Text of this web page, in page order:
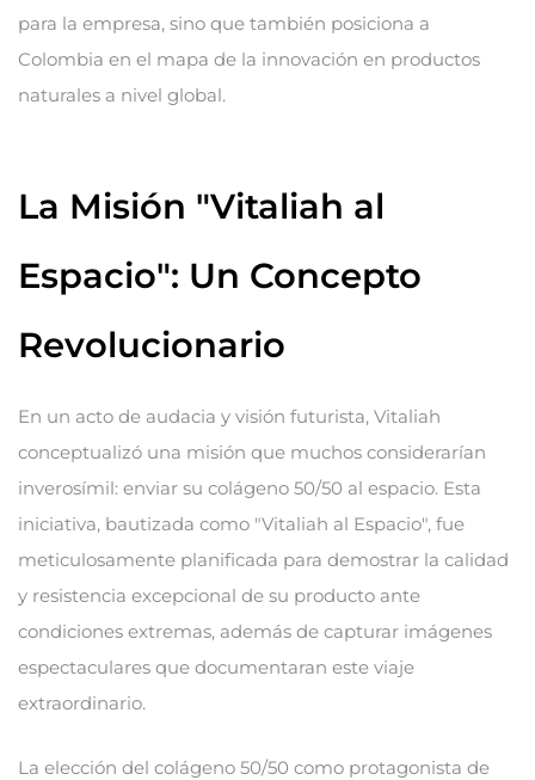
para la empresa, sino que también posiciona a
Colombia en el mapa de la innovación en productos
naturales a nivel global.
La Misión "Vitaliah al
Espacio": Un Concepto
Revolucionario
En un acto de audacia y visión futurista, Vitaliah
conceptualizó una misión que muchos considerarían
inverosímil: enviar su colágeno 50/50 al espacio. Esta
iniciativa, bautizada como "Vitaliah al Espacio", fue
meticulosamente planificada para demostrar la calidad
y resistencia excepcional de su producto ante
condiciones extremas, además de capturar imágenes
espectaculares que documentaran este viaje
extraordinario.
La elección del colágeno 50/50 como protagonista de